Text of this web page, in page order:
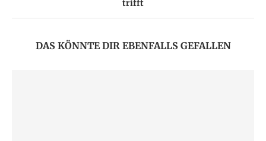
trifft
DAS KÖNNTE DIR EBENFALLS GEFALLEN